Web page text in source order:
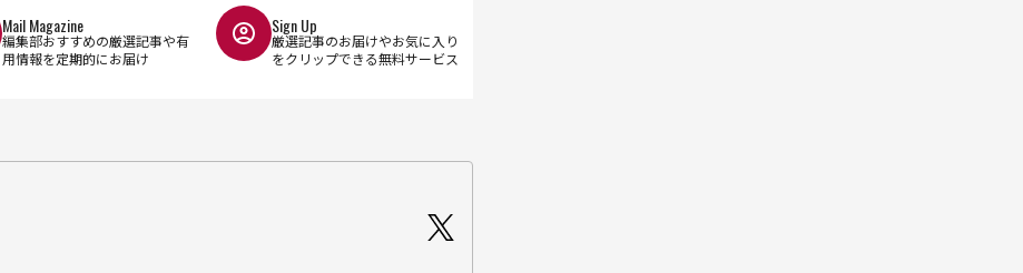
Mail Magazine
編集部おすすめの厳選記事や有
用情報を定期的にお届け
Sign Up
厳選記事のお届けやお気に入り
をクリップできる無料サービス